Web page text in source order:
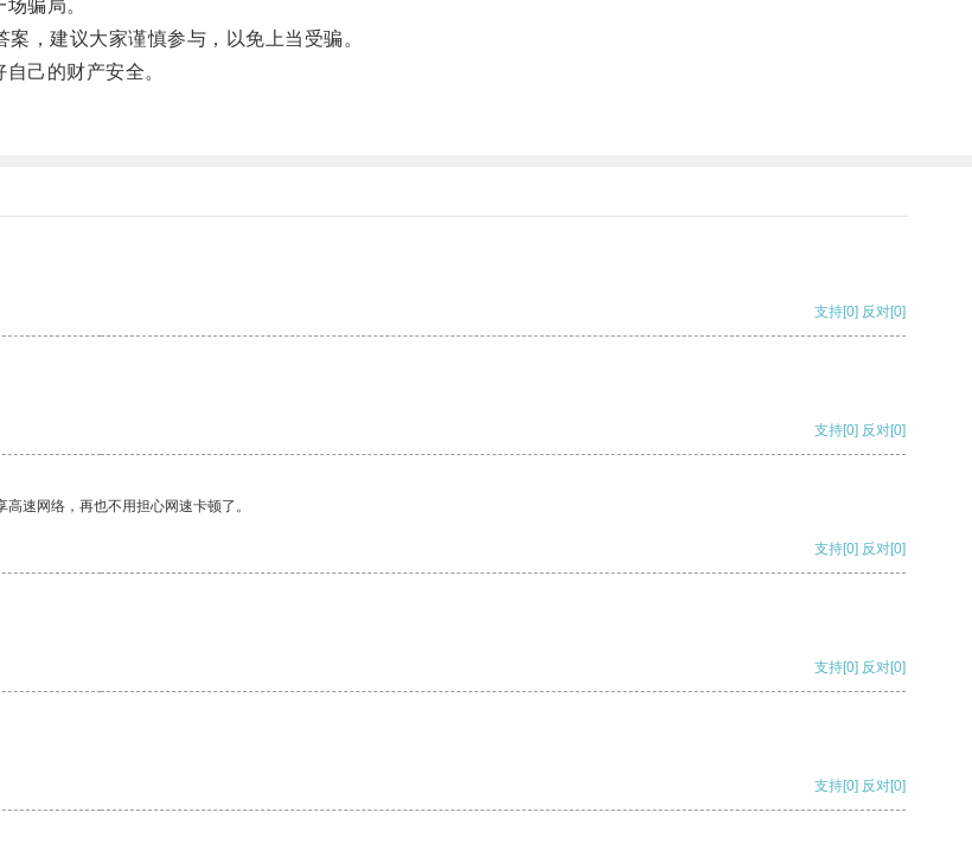
骗局。
，建议大家谨慎参与，以免上当受骗。
己的财产安全。
支持[0] 反对[0]
支持[0] 反对[0]
速网络，再也不用担心网速卡顿了。
支持[0] 反对[0]
支持[0] 反对[0]
支持[0] 反对[0]